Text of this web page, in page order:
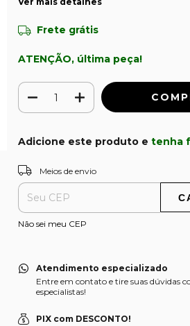
Frete grátis
ATENÇÃO, última peça!
Adicione este produto e tenha
Entregas para o CEP:
Meios de envio
Não sei meu CEP
Atendimento especializado
Entre em contato e tire suas dúvidas
especialistas!
PIX com DESCONTO!